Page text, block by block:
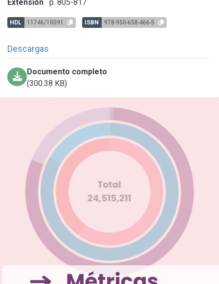
Extensión p. 805-817
HDL 11746/10091 ISBN 978-950-658-466-5
Descargas
Documento completo
(300.38 KB)